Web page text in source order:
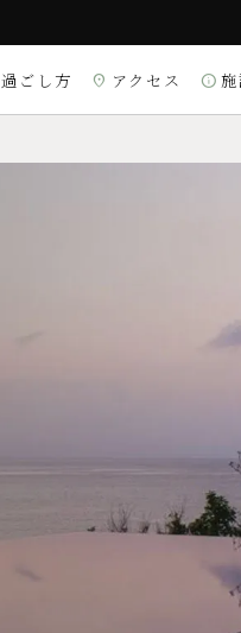
過ごし方 location_on アクセス info
〒904-1301 沖縄県
マップコード：1
※電話番号検索では
Googleマップ